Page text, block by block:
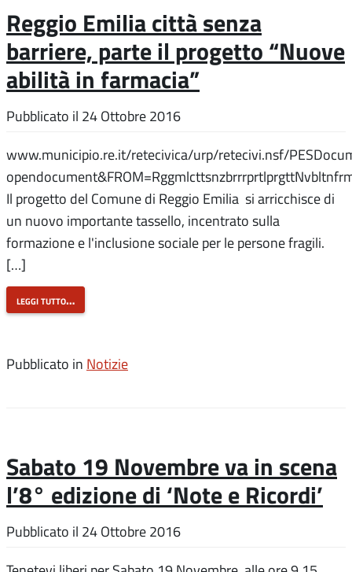
Reggio Emilia città senza
barriere, parte il progetto “Nuove
abilità in farmacia”
Pubblicato il 24 Ottobre 2016
www.municipio.re.it/retecivica/urp/retecivi.nsf/
Il progetto del Comune di Reggio Emilia si arricchisce di
un nuovo importante tassello, incentrato sulla
formazione e l'inclusione sociale per le persone fragili.
[…]
leggi tutto…
Pubblicato in Notizie
Sabato 19 Novembre va in scena
l’8° edizione di ‘Note e Ricordi’
Pubblicato il 24 Ottobre 2016